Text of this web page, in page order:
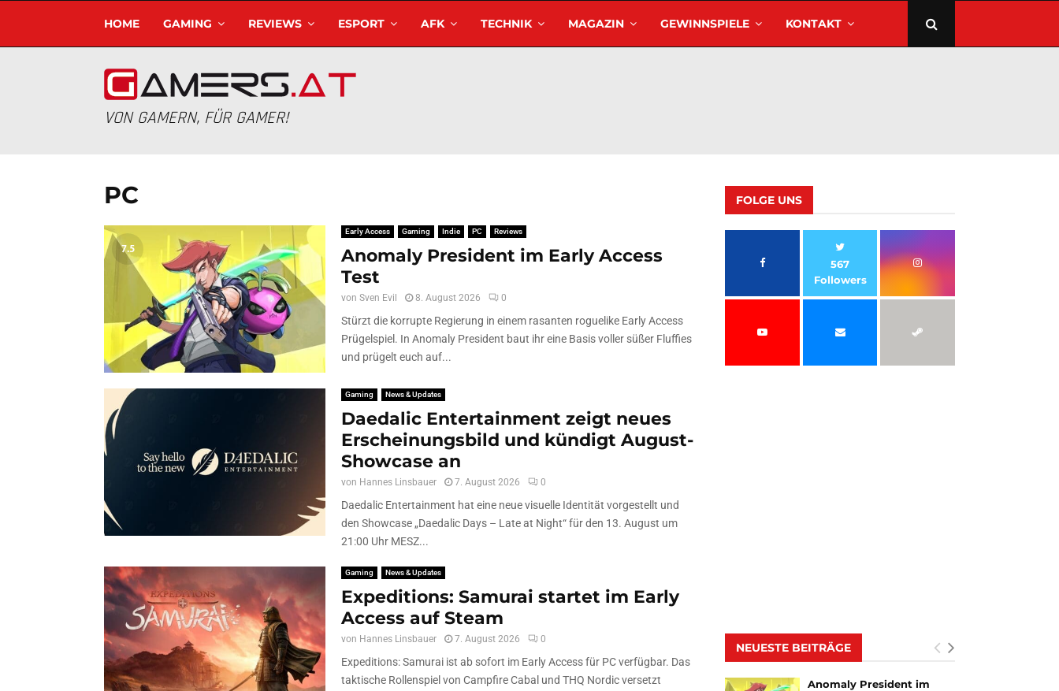
HOME GAMING REVIEWS ESPORT AFK TECHNIK MAGAZIN GEWINNSPIELE KONTAKT
VON GAMERN, FÜR GAMER!
PC
7.5
Early Access Gaming Indie PC Reviews
Anomaly President im Early Access
Test
von Sven Evil 8. August 2026 0
Stürzt die korrupte Regierung in einem rasanten roguelike Early Access
Prügelspiel. In Anomaly President baut ihr eine Basis voller süßer Fluffies
und prügelt euch auf...
Gaming News & Updates
Daedalic Entertainment zeigt neues
Erscheinungsbild und kündigt August-
Showcase an
von Hannes Linsbauer 7. August 2026 0
Daedalic Entertainment hat eine neue visuelle Identität vorgestellt und
den Showcase „Daedalic Days – Late at Night“ für den 13. August um
21:00 Uhr MESZ...
Gaming News & Updates
Expeditions: Samurai startet im Early
Access auf Steam
von Hannes Linsbauer 7. August 2026 0
Expeditions: Samurai ist ab sofort im Early Access für PC verfügbar. Das
taktische Rollenspiel von Campfire Cabal und THQ Nordic versetzt
FOLGE UNS
567
Followers
NEUESTE BEITRÄGE
Anomaly President im